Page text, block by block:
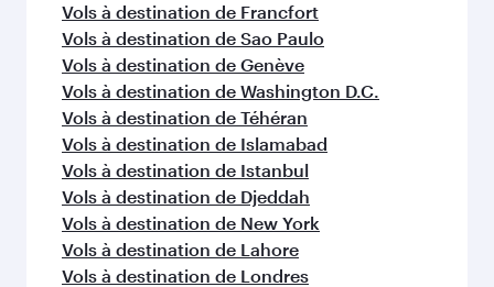
Vols à destination de Francfort
Vols à destination de Sao Paulo
Vols à destination de Genève
Vols à destination de Washington D.C.
Vols à destination de Téhéran
Vols à destination de Islamabad
Vols à destination de Istanbul
Vols à destination de Djeddah
Vols à destination de New York
Vols à destination de Lahore
Vols à destination de Londres